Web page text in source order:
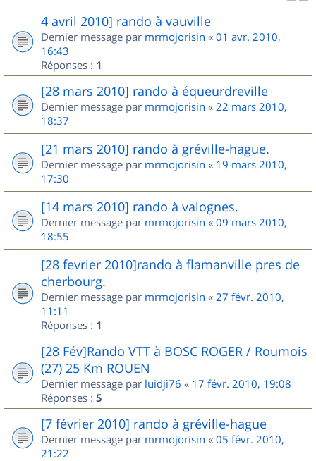
4 avril 2010] rando à vauville
Dernier message par mrmojorisin « 01 avr. 2010,
16:43
Réponses : 1
[28 mars 2010] rando à équeurdreville
Dernier message par mrmojorisin « 22 mars 2010,
18:37
[21 mars 2010] rando à gréville-hague.
Dernier message par mrmojorisin « 19 mars 2010,
17:30
[14 mars 2010] rando à valognes.
Dernier message par mrmojorisin « 09 mars 2010,
18:55
[28 fevrier 2010]rando à flamanville pres de
cherbourg.
Dernier message par mrmojorisin « 27 févr. 2010,
11:11
Réponses : 1
[28 Fév]Rando VTT à BOSC ROGER / Roumois
(27) 25 Km ROUEN
Dernier message par luidji76 « 17 févr. 2010, 19:08
Réponses : 5
[7 février 2010] rando à gréville-hague
Dernier message par mrmojorisin « 05 févr. 2010,
21:22